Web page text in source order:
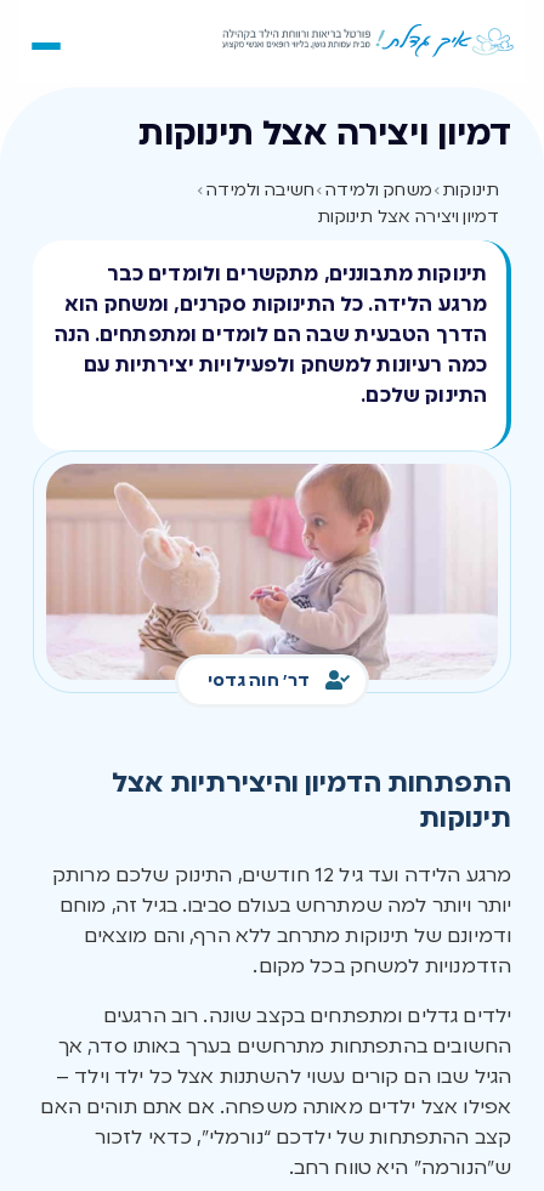
דמיון ויצירה אצל תינוקות
תינוקות›משחק ולמידה›חשיבה ולמידה›
דמיון ויצירה אצל תינוקות
תינוקות מתבוננים, מתקשרים ולומדים כבר
מרגע הלידה. כל התינוקות סקרנים, ומשחק הוא
הדרך הטבעית שבה הם לומדים ומתפתחים. הנה
כמה רעיונות למשחק ולפעילויות יצירתיות עם
התינוק שלכם.
דר' חוה גדסי
התפתחות הדמיון והיצירתיות אצל
תינוקות
מרגע הלידה ועד גיל 12 חודשים, התינוק שלכם מרותק
יותר ויותר למה שמתרחש בעולם סביבו. בגיל זה, מוחם
ודמיונם של תינוקות מתרחב ללא הרף, והם מוצאים
הזדמנויות למשחק בכל מקום.
ילדים גדלים ומתפתחים בקצב שונה. רוב הרגעים
החשובים בהתפתחות מתרחשים בערך באותו סדר, אך
הגיל שבו הם קורים עשוי להשתנות אצל כל ילד וילד –
אפילו אצל ילדים מאותה משפחה. אם אתם תוהים האם
קצב ההתפתחות של ילדכם “נורמלי”, כדאי לזכור
ש”הנורמה” היא טווח רחב.